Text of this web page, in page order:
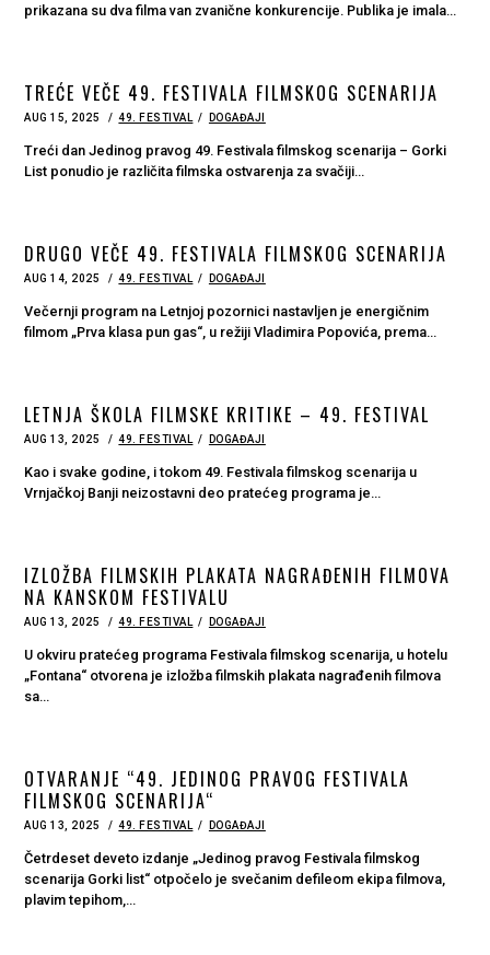
prikazana su dva filma van zvanične konkurencije. Publika je imala…
TREĆE VEČE 49. FESTIVALA FILMSKOG SCENARIJA
POSTED
AUG 15, 2025 49. FESTIVAL DOGAĐAJI
Treći dan Jedinog pravog 49. Festivala filmskog scenarija – Gorki
List ponudio je različita filmska ostvarenja za svačiji…
DRUGO VEČE 49. FESTIVALA FILMSKOG SCENARIJA
POSTED
AUG 14, 2025
AUG
2025
49. FESTIVAL DOGAĐAJI
Večernji program na Letnjoj pozornici nastavljen je energičnim
filmom „Prva klasa pun gas“, u režiji Vladimira Popovića, prema…
LETNJA ŠKOLA FILMSKE KRITIKE – 49. FESTIVAL
POSTED
AUG 13, 2025
AUG
2025
49. FESTIVAL DOGAĐAJI
Kao i svake godine, i tokom 49. Festivala filmskog scenarija u
Vrnjačkoj Banji neizostavni deo pratećeg programa je…
IZLOŽBA FILMSKIH PLAKATA NAGRAĐENIH FILMOVA
NA KANSKOM FESTIVALU
POSTED
AUG 13, 2025
AUG
2025
49. FESTIVAL DOGAĐAJI
U okviru pratećeg programa Festivala filmskog scenarija, u hotelu
„Fontana“ otvorena je izložba filmskih plakata nagrađenih filmova
sa…
OTVARANJE “49. JEDINOG PRAVOG FESTIVALA
FILMSKOG SCENARIJA“
POSTED
AUG 13, 2025
AUG
2025
49. FESTIVAL DOGAĐAJI
Četrdeset deveto izdanje „Jedinog pravog Festivala filmskog
scenarija Gorki list“ otpočelo je svečanim defileom ekipa filmova,
plavim tepihom,…